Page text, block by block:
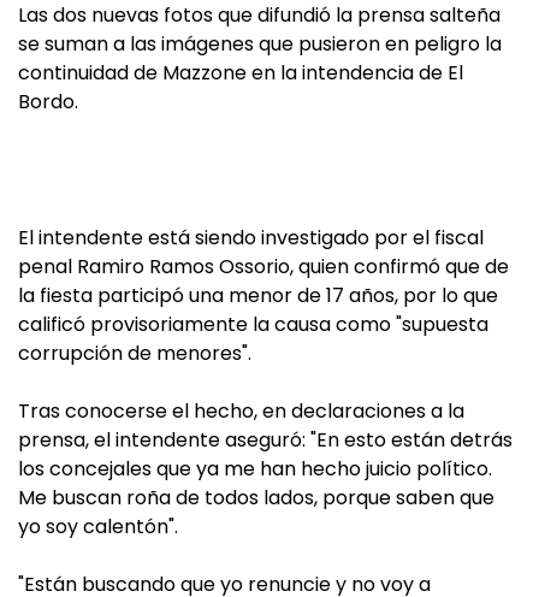
Las dos nuevas fotos que difundió la prensa salteña
se suman a las imágenes que pusieron en peligro la
continuidad de Mazzone en la intendencia de El
Bordo.
El intendente está siendo investigado por el fiscal
penal Ramiro Ramos Ossorio, quien confirmó que de
la fiesta participó una menor de 17 años, por lo que
calificó provisoriamente la causa como "supuesta
corrupción de menores".
Tras conocerse el hecho, en declaraciones a la
prensa, el intendente aseguró: "En esto están detrás
los concejales que ya me han hecho juicio político.
Me buscan roña de todos lados, porque saben que
yo soy calentón".
"Están buscando que yo renuncie y no voy a